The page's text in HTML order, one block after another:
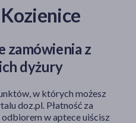
zamówienia z
dyżury
w których możesz
doz.pl. Płatność za
w aptece uiścisz